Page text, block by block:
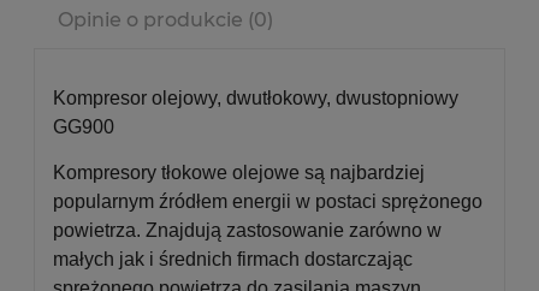
Opinie o produkcie (0)
Kompresor olejowy, dwutłokowy, dwustopniowy
GG900
Kompresory tłokowe olejowe są najbardziej
popularnym źródłem energii w postaci sprężonego
powietrza. Znajdują zastosowanie zarówno w
małych jak i średnich firmach dostarczając